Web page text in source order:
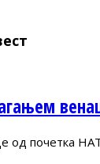
почетка